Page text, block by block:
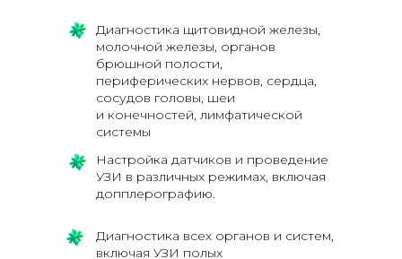
Диагностика щитовидной железы,
молочной железы, органов
брюшной полости,
периферических нервов, сердца,
сосудов головы, шеи
и конечностей, лимфатической
системы
Диагностика всех органов и систем,
включая УЗИ полых
Настройка датчиков и проведение
УЗИ в различных режимах, включая
допплерографию.